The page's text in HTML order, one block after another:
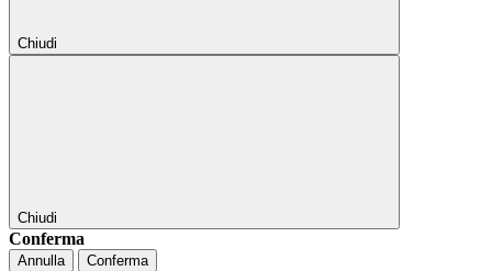
Chiudi
Chiudi
Conferma
Annulla Conferma